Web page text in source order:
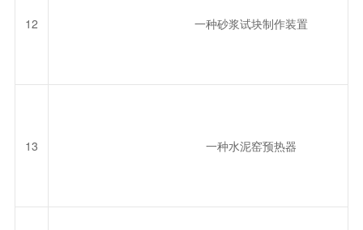
12 一种砂浆试块制作装置
13 一种水泥窑预热器